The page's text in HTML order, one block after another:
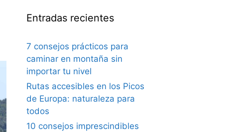
Entradas recientes
7 consejos prácticos para
caminar en montaña sin
importar tu nivel
Rutas accesibles en los Picos
de Europa: naturaleza para
todos
10 consejos imprescindibles